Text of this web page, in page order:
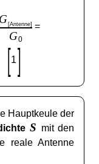
G [Antenne]
G0
=
[1]
Hauptkeule der
S mit den
reale Antenne